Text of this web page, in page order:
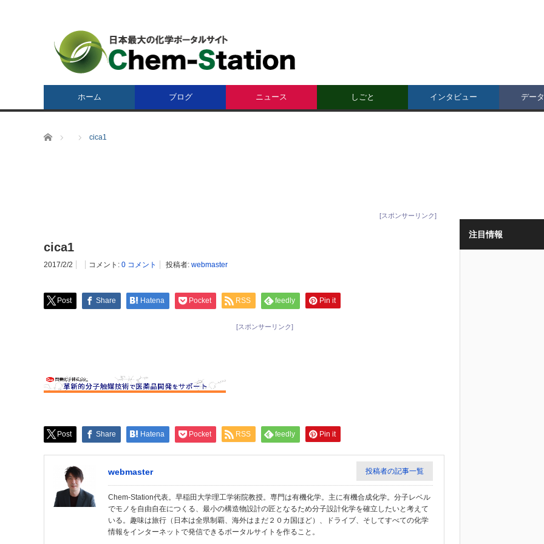
ホーム ブログ ニュース しごと インタビュー デー
ホーム cica1
[スポンサーリンク]
cica1
2017/2/2 コメント: 0 コメント 投稿者: webmaster
Post Share Hatena Pocket RSS feedly Pin it
[スポンサーリンク]
Post Share Hatena Pocket RSS feedly Pin it
webmaster 投稿者の記事一覧
Chem-Station代表。早稲田大学理工学術院教授。専門は有機化学。主に有機合成化学。分子レベル
でモノを自由自在につくる、最小の構造物設計の匠となるため分子設計化学を確立したいと考えて
いる。趣味は旅行（日本は全県制覇、海外はまだ２０カ国ほど）、ドライブ、そしてすべての化学
情報をインターネットで発信できるポータルサイトを作ること。
注目情報